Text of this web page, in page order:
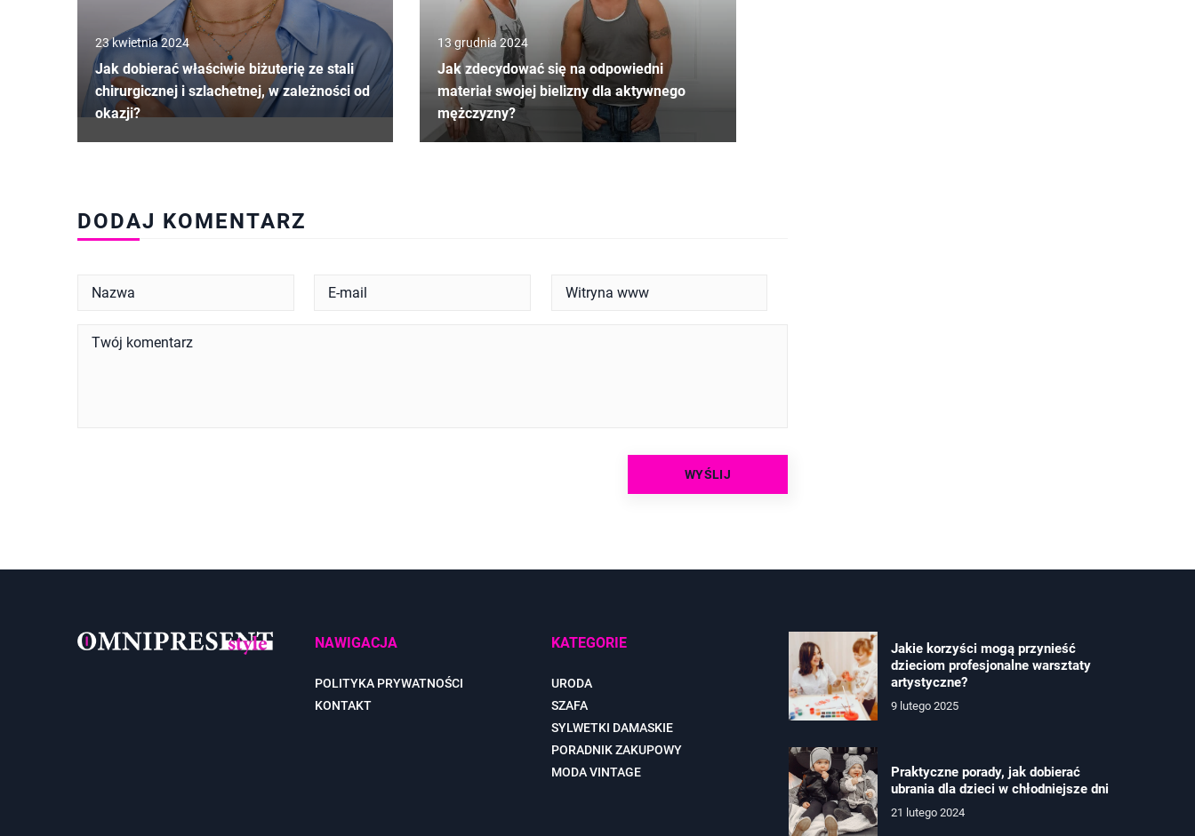
23 kwietnia 2024
Jak dobierać właściwie biżuterię ze stali
chirurgicznej i szlachetnej, w zależności od
okazji?
13 grudnia 2024
Jak zdecydować się na odpowiedni
materiał swojej bielizny dla aktywnego
mężczyzny?
DODAJ KOMENTARZ
NAWIGACJA
POLITYKA PRYWATNOŚCI
KONTAKT
KATEGORIE
URODA
SZAFA
SYLWETKI DAMASKIE
PORADNIK ZAKUPOWY
MODA VINTAGE
Jakie korzyści mogą przynieść
dzieciom profesjonalne warsztaty
artystyczne?
9 lutego 2025
Praktyczne porady, jak dobierać
ubrania dla dzieci w chłodniejsze dni
21 lutego 2024